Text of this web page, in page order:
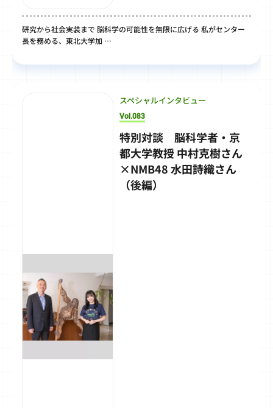
研究から社会実装まで 脳科学の可能性を無限に広げる 私がセンター
長を務める、東北大学加 …
スペシャルインタビュー
Vol.083
特別対談 脳科学者・京
都大学教授 中村克樹さん
×NMB48 水田詩織さん
（後編）